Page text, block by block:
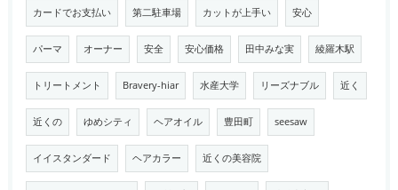
カードでお支払い 第二駐車場 カットが上手い 安心
パーマ オーナー 安全 安心価格 田中みな実 綾羅木駅
トリートメント Bravery-hiar 水産大学 リーズナブル 近く
近くの ゆめシティ ヘアオイル 豊田町 seesaw
イイスタンダード ヘアカラー 近くの美容院